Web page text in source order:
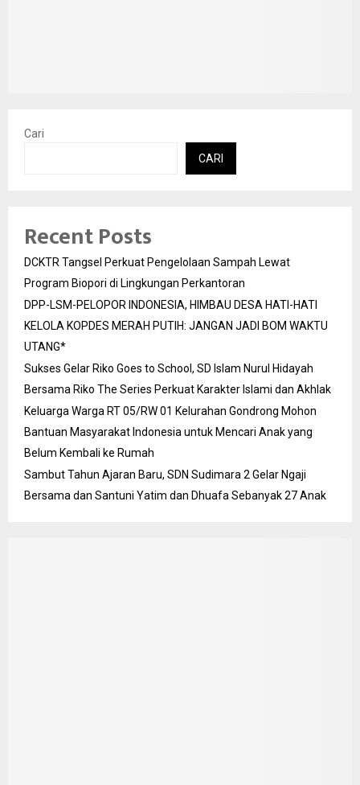
Cari
CARI
Recent Posts
DCKTR Tangsel Perkuat Pengelolaan Sampah Lewat
Program Biopori di Lingkungan Perkantoran
DPP-LSM-PELOPOR INDONESIA, HIMBAU DESA HATI-HATI
KELOLA KOPDES MERAH PUTIH: JANGAN JADI BOM WAKTU
UTANG*
Sukses Gelar Riko Goes to School, SD Islam Nurul Hidayah
Bersama Riko The Series Perkuat Karakter Islami dan Akhlak
Keluarga Warga RT 05/RW 01 Kelurahan Gondrong Mohon
Bantuan Masyarakat Indonesia untuk Mencari Anak yang
Belum Kembali ke Rumah
Sambut Tahun Ajaran Baru, SDN Sudimara 2 Gelar Ngaji
Bersama dan Santuni Yatim dan Dhuafa Sebanyak 27 Anak